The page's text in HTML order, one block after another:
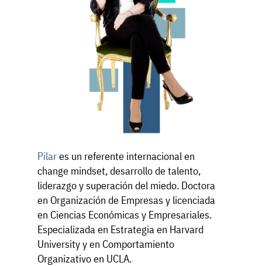
Pilares un referente internacional en
change mindset, desarrollo de talento,
liderazgo y superación del miedo. Doctora
en Organización de Empresas y licenciada
en Ciencias Económicas y Empresariales.
Especializada en Estrategia en Harvard
University y en Comportamiento
Organizativo en UCLA.